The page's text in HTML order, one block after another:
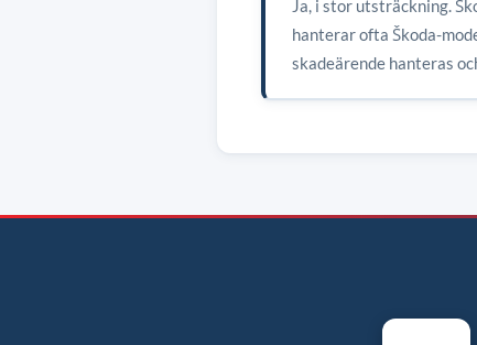
Ja, i stor utsträckning.
hanterar ofta Škoda-
skadeärende hanteras